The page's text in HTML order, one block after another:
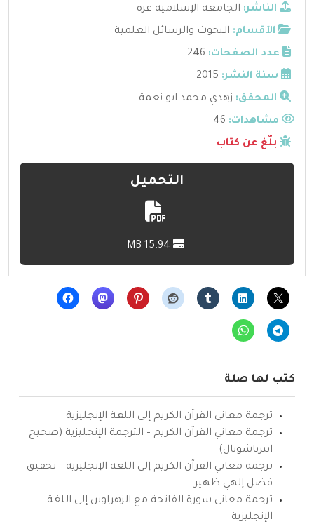
الناشر: الجامعة الإسلامية غزة
الأقسام: البحوث والرسائل العلمية
عدد الصفحات: 246
سنة النشر: 2015
المحقق: زهدي محمد ابو نعمة
مشاهدات:
بلّغ عن كتاب
التحميل
كتب لها صلة
ترجمة معاني القرآن الكريم إلى اللغة الإنجليزية
ترجمة معاني القرآن الكريم – الترجمة الإنجليزية (صحيح
انترناشونال)
ترجمة معاني القرآن الكريم إلى اللغة الإنجليزية – تحقيق
فضل إلهي ظهير
ترجمة معاني سورة الفاتحة مع الزهراوين إلى اللغة
الإنجليزية